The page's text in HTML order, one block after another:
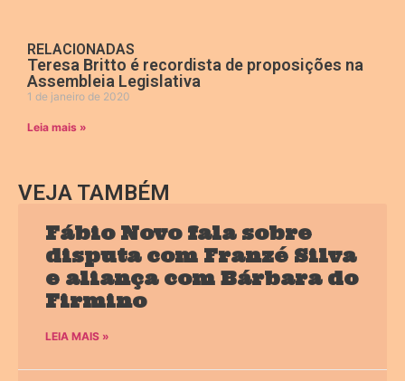
RELACIONADAS
Teresa Britto é recordista de proposições na
Assembleia Legislativa
1 de janeiro de 2020
Leia mais »
VEJA TAMBÉM
Fábio Novo fala sobre
disputa com Franzé Silva
e aliança com Bárbara do
Firmino
LEIA MAIS »